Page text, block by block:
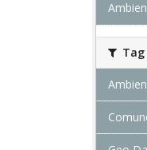
Tag